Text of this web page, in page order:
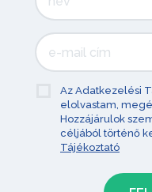
Az Adatkezelési
elolvastam,
Hozzájárulok
céljából történő
Tájékoztató